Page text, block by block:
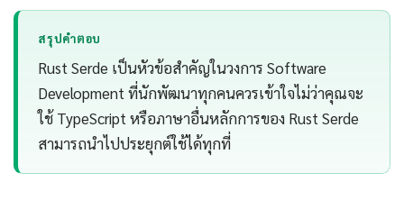
สรุปคำตอบ
Rust Serde เป็นหัวข้อสำคัญในวงการ Software
Development ที่นักพัฒนาทุกคนควรเข้าใจไม่ว่าคุณจะ
ใช้ TypeScript หรือภาษาอื่นหลักการของ Rust Serde
สามารถนำไปประยุกต์ใช้ได้ทุกที่